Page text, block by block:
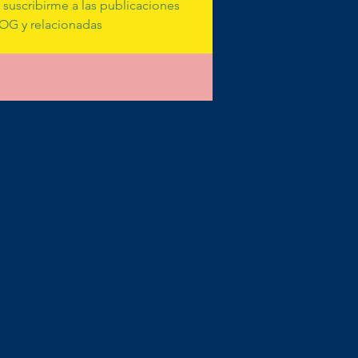
suscribirme a las publicaciones
y relacionadas